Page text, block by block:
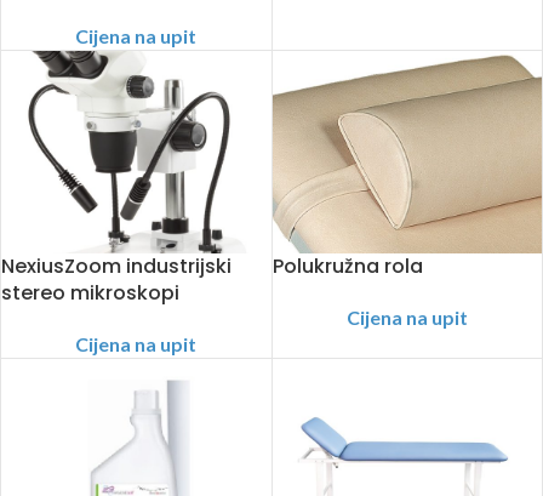
Cijena na upit
NexiusZoom industrijski
stereo mikroskopi
Cijena na upit
Polukružna rola
Cijena na upit